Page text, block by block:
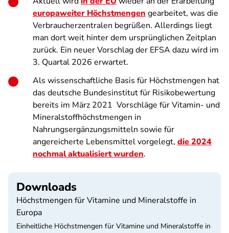
europaweiter Höchstmengen gearbeitet, was die
Verbraucherzentralen begrüßen. Allerdings liegt
man dort weit hinter dem ursprünglichen Zeitplan
zurück. Ein neuer Vorschlag der EFSA dazu wird im
3. Quartal 2026 erwartet.
Als wissenschaftliche Basis für Höchstmengen hat
das deutsche Bundesinstitut für Risikobewertung
bereits im März 2021 Vorschläge für Vitamin- und
Mineralstoffhöchstmengen in
Nahrungsergänzungsmitteln sowie für
angereicherte Lebensmittelvorgelegt, die 2024
nochmal aktualisiert wurden.
Downloads
Höchstmengen für Vitamine und Mineralstoffe in
Europa
Einheitliche Höchstmengen für Vitamine und Mineralstoffe in